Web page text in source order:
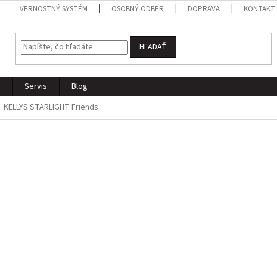
VERNOSTNÝ SYSTÉM OSOBNÝ ODBER DOPRAVA KONTAKT
HĽADAŤ
Servis
Blog
KELLYS STARLIGHT Friends